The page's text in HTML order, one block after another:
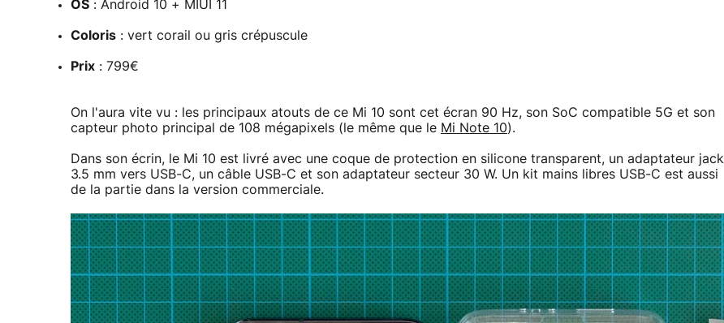
OS : Android 10 + MIUI 11
Coloris : vert corail ou gris crépuscule
Prix : 799€
On l'aura vite vu : les principaux atouts de ce Mi 10 sont cet écran 90 Hz, son SoC compatible 5G et son
capteur photo principal de 108 mégapixels (le même que le Mi Note 10).
Dans son écrin, le Mi 10 est livré avec une coque de protection en silicone transparent, un adaptateur jack
3.5 mm vers USB-C, un câble USB-C et son adaptateur secteur 30 W. Un kit mains libres USB-C est aussi
de la partie dans la version commerciale.